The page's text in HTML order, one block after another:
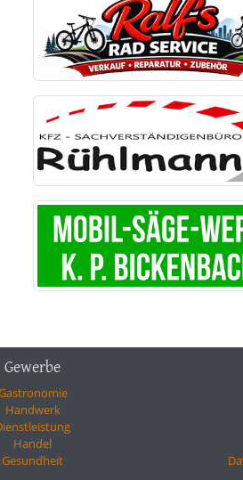
Gewerbe
Handwerk
Handel
Gesundheit